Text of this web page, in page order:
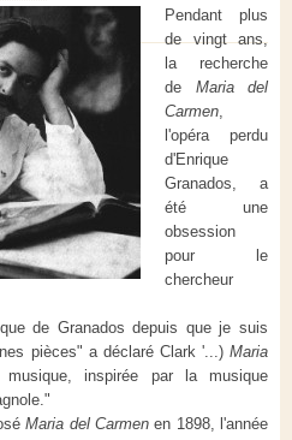
Pendant plus
de vingt ans,
la recherche
de Maria del
Carmen
l'opéra perdu
d'Enrique
Granados, a
été une
obsession
pour le
chercheur
de Granados depuis que je suis
pièces" a déclaré Clark '...)Maria
inspirée par la musique
Maria del Carmenen 1898, l'année